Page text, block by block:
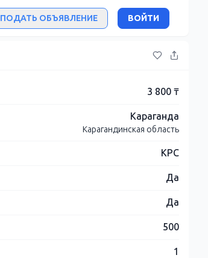
ПОДАТЬ ОБЪЯВЛЕНИЕ ВОЙТИ
3 800 ₸
Караганда
Карагандинская область
КРС
Да
Да
500
1